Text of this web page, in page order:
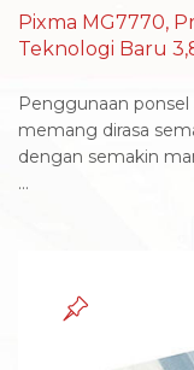
Laptop
48 items
Pixma MG7770,
Teknologi Baru
Penggunaan ponsel
memang dirasa
dengan semakin
...